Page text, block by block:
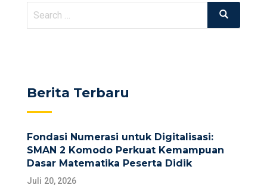
Search
Search
Berita Terbaru
Fondasi Numerasi untuk Digitalisasi:
SMAN 2 Komodo Perkuat Kemampuan
Dasar Matematika Peserta Didik
Juli 20, 2026